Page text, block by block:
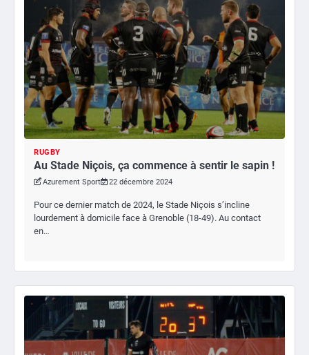
RUGBY
Au Stade Niçois, ça commence à sentir le sapin !
Azurement Sport 22 décembre 2024
Pour ce dernier match de 2024, le Stade Niçois s’incline
lourdement à domicile face à Grenoble (18-49). Au contact
en…